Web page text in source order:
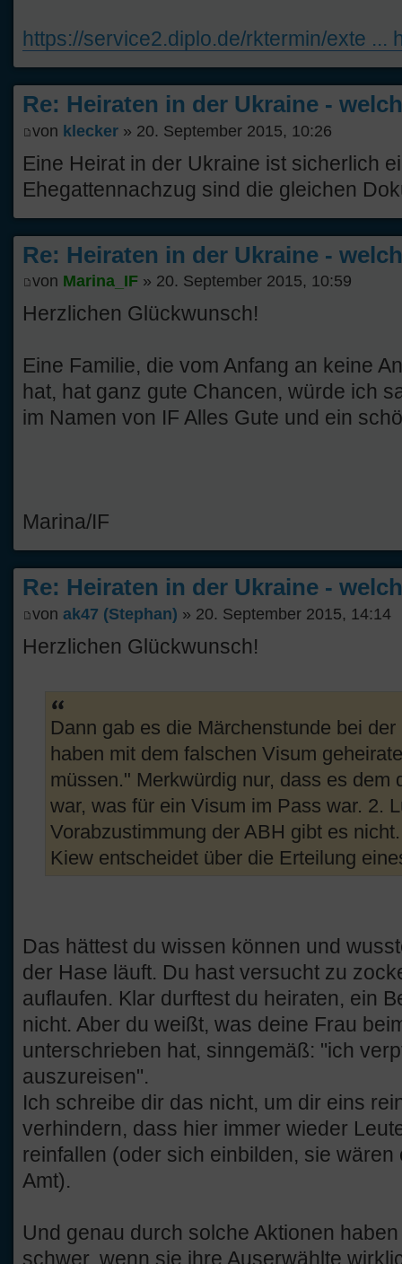
https://service2.diplo.de/rktermin/exte ...
Re: Heiraten in der Ukraine -
von klecker » 20. September 2015, 10:26
Eine Heirat in der Ukraine ist sicherlich
Ehegattennachzug sind die gleichen
Re: Heiraten in der Ukraine -
von Marina_IF » 20. September 2015, 10:59
Herzlichen Glückwunsch!
Eine Familie, die vom Anfang an keine
hat, hat ganz gute Chancen, würde ich
im Namen von IF Alles Gute und ein
Marina/IF
Re: Heiraten in der Ukraine -
von ak47 (Stephan) » 20. September 2015, 14:14
Herzlichen Glückwunsch!
Dann gab es die Märchenstunde bei
haben mit dem falschen Visum
müssen." Merkwürdig nur, dass es dem
war, was für ein Visum im Pass war. 2.
Vorabzustimmung der ABH gibt es
Kiew entscheidet über die Erteilung
Das hättest du wissen können und
der Hase läuft. Du hast versucht zu
auflaufen. Klar durftest du heiraten, ein
nicht. Aber du weißt, was deine Frau
unterschrieben hat, sinngemäß: "ich
auszureisen".
Ich schreibe dir das nicht, um dir eins
verhindern, dass hier immer wieder
reinfallen (oder sich einbilden, sie
Amt).
Und genau durch solche Aktionen
schwer, wenn sie ihre Auserwählte